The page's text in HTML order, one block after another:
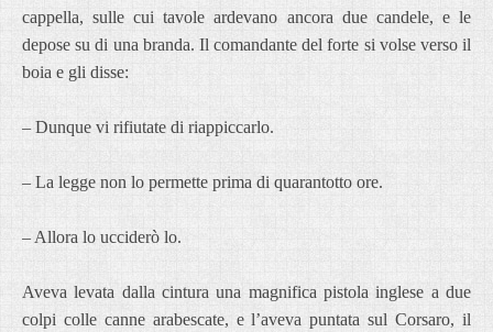
cappella, sulle cui tavole ardevano ancora due candele, e le
depose su di una branda. Il comandante del forte si volse verso il
boia e gli disse:
– Dunque vi rifiutate di riappiccarlo.
– La legge non lo permette prima di quarantotto ore.
– Allora lo ucciderò lo.
Aveva levata dalla cintura una magnifica pistola inglese a due
colpi colle canne arabescate, e l’aveva puntata sul Corsaro, il